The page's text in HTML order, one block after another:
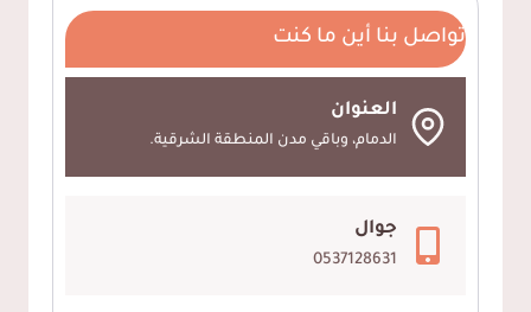
خشب
الخبر،
ديكورات
خشب
WPC
2025
تواصل بنا أين ما كنت
العنوان
الدمام، وباقي مدن المنطقة الشرقية.
جوال
0537128631